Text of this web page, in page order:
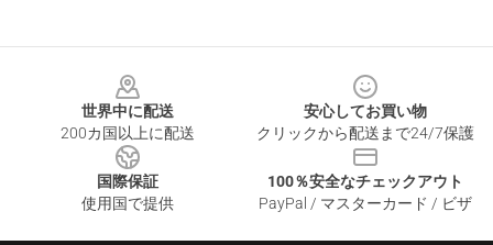
世界中に配送
200カ国以上に配送
安心してお買い物
クリックから配送まで24/7保護
国際保証
使用国で提供
100％安全なチェックアウト
PayPal / マスターカード / ビザ